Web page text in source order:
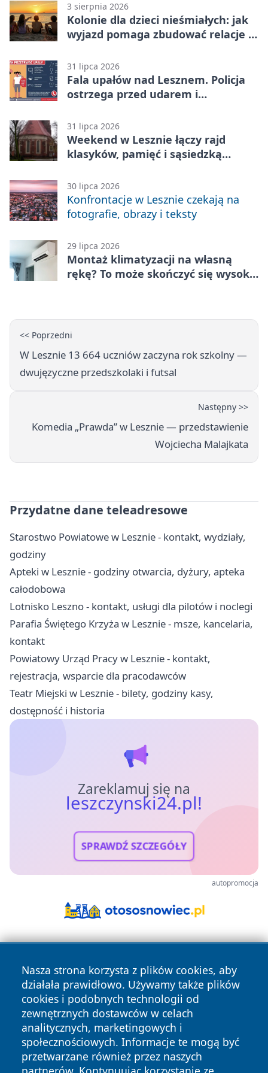
3 sierpnia 2026
Kolonie dla dzieci nieśmiałych: jak
wyjazd pomaga zbudować relacje z
31 lipca 2026
Fala upałów nad Lesznem. Policja
ostrzega przed udarem i
31 lipca 2026
Weekend w Lesznie łączy rajd
klasyków, pamięć i sąsiedzką
30 lipca 2026
Konfrontacje w Lesznie czekają na
fotografie, obrazy i teksty
29 lipca 2026
Montaż klimatyzacji na własną
rękę? To może skończyć się wysoką
<< Poprzedni
W Lesznie 13 664 uczniów zaczyna rok szkolny —
dwujęzyczne przedszkolaki i futsal
Następny >>
Komedia „Prawda” w Lesznie — przedstawienie
Wojciecha Malajkata
Przydatne dane teleadresowe
Starostwo Powiatowe w Lesznie - kontakt, wydziały,
godziny
Apteki w Lesznie - godziny otwarcia, dyżury, apteka
całodobowa
Lotnisko Leszno - kontakt, usługi dla pilotów i noclegi
Parafia Świętego Krzyża w Lesznie - msze, kancelaria,
kontakt
Powiatowy Urząd Pracy w Lesznie - kontakt,
rejestracja, wsparcie dla pracodawców
Teatr Miejski w Lesznie - bilety, godziny kasy,
dostępność i historia
Zareklamuj się na
leszczynski24.pl!
SPRAWDŹ SZCZEGÓŁY
autopromocja
Nasza strona korzysta z plików cookies, aby
działała prawidłowo. Używamy także plików
cookies i podobnych technologii od
zewnętrznych dostawców w celach
analitycznych, marketingowych i
społecznościowych. Informacje te mogą być
przetwarzane również przez naszych
Copyright © 2026 leszczynski24.pl Wszystkie prawa
zastrzeżone.